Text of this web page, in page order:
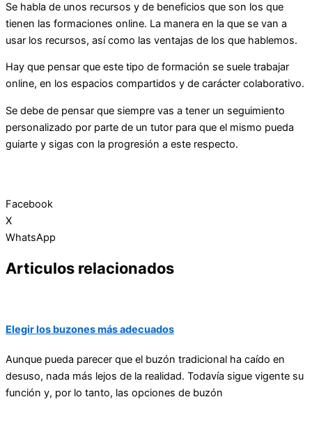
Se habla de unos recursos y de beneficios que son los que
tienen las formaciones online. La manera en la que se van a
usar los recursos, así como las ventajas de los que hablemos.
Hay que pensar que este tipo de formación se suele trabajar
online, en los espacios compartidos y de carácter colaborativo.
Se debe de pensar que siempre vas a tener un seguimiento
personalizado por parte de un tutor para que el mismo pueda
guiarte y sigas con la progresión a este respecto.
Facebook
X
WhatsApp
Articulos relacionados
Elegir los buzones más adecuados
Aunque pueda parecer que el buzón tradicional ha caído en
desuso, nada más lejos de la realidad. Todavía sigue vigente su
función y, por lo tanto, las opciones de buzón